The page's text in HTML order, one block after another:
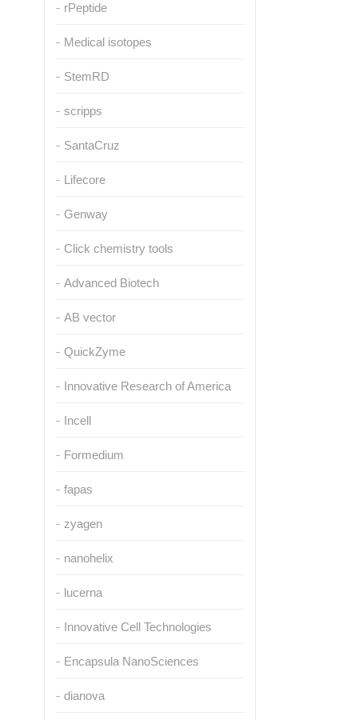
rPeptide
Medical isotopes
StemRD
scripps
SantaCruz
Lifecore
Genway
Click chemistry tools
Advanced Biotech
AB vector
QuickZyme
Innovative Research of America
Incell
Formedium
fapas
zyagen
nanohelix
lucerna
Innovative Cell Technologies
Encapsula NanoSciences
dianova